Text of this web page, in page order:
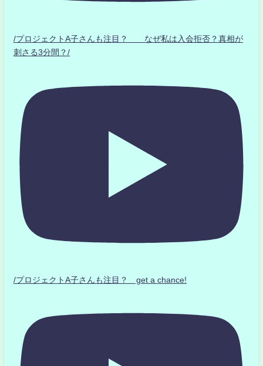
/プロジェクトA子さんも注目？ なぜ私は入会拒否？真相が
刺さる3分間？/
/プロジェクトA子さんも注目？ get a chance!